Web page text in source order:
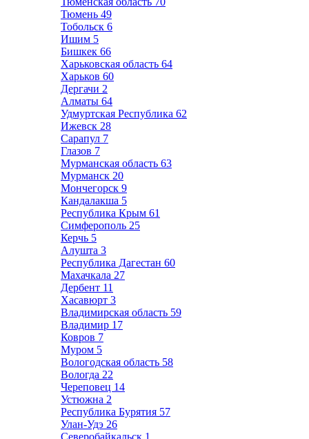
Тюмень 49
Тобольск 6
Ишим 5
Бишкек 66
Харьковская область 64
Харьков 60
Дергачи 2
Алматы 64
Удмуртская Республика 62
Ижевск 28
Сарапул 7
Глазов 7
Мурманская область 63
Мурманск 20
Мончегорск 9
Кандалакша 5
Республика Крым 61
Симферополь 25
Керчь 5
Алушта 3
Республика Дагестан 60
Махачкала 27
Дербент 11
Хасавюрт 3
Владимирская область 59
Владимир 17
Ковров 7
Муром 5
Вологодская область 58
Вологда 22
Череповец 14
Устюжна 2
Республика Бурятия 57
Улан-Удэ 26
Северобайкальск 1